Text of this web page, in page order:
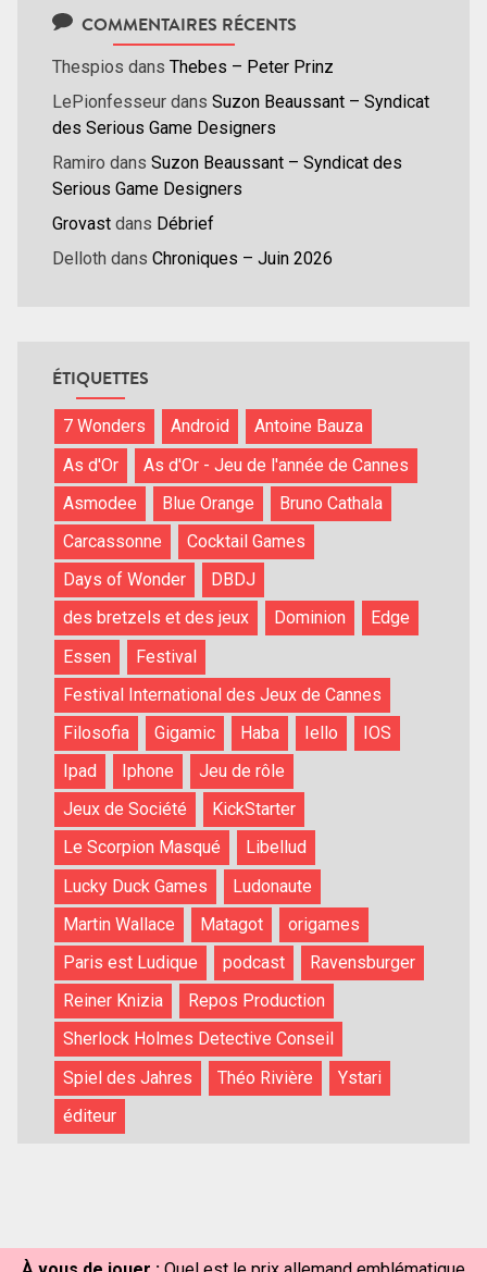
COMMENTAIRES RÉCENTS
Thespios dans Thebes – Peter Prinz
LePionfesseur dans Suzon Beaussant – Syndicat
des Serious Game Designers
Ramiro dans Suzon Beaussant – Syndicat des
Serious Game Designers
Grovast dans Débrief
Delloth dans Chroniques – Juin 2026
ÉTIQUETTES
7 Wonders Android
Antoine Bauza
As d'Or
As d'Or - Jeu de l'année de Cannes
Asmodee
Blue Orange
Bruno Cathala
Carcassonne
Cocktail Games
Days of Wonder
DBDJ
des bretzels et des jeux
Dominion
Edge
Essen
Festival
Festival International des Jeux de Cannes
Filosofia
Gigamic Haba Iello
IOS
Ipad
Iphone
Jeu de rôle
Jeux de Société
KickStarter
Le Scorpion Masqué
Libellud
Lucky Duck Games
Ludonaute
Martin Wallace
Matagot
origames
Paris est Ludique
podcast
Ravensburger
Reiner Knizia
Repos Production
Sherlock Holmes Detective Conseil
Spiel des Jahres
Théo Rivière
Ystari
éditeur